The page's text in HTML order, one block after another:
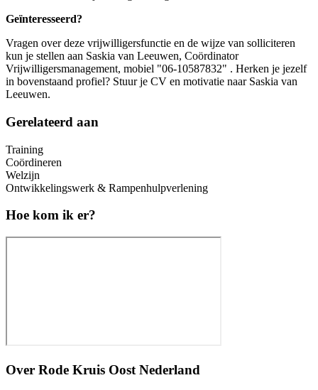
Geïnteresseerd?
Vragen over deze vrijwilligersfunctie en de wijze van solliciteren
kun je stellen aan Saskia van Leeuwen, Coördinator
Vrijwilligersmanagement, mobiel "06-10587832" . Herken je jezelf
in bovenstaand profiel? Stuur je CV en motivatie naar Saskia van
Leeuwen.
Gerelateerd aan
Training
Coördineren
Welzijn
Ontwikkelingswerk & Rampenhulpverlening
Hoe kom ik er?
Over Rode Kruis Oost Nederland